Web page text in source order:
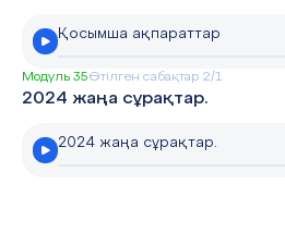
Қосымша ақпараттар
Модуль 35Өтілген сабақтар 2/1
2024 жаңа сұрақтар.
2024 жаңа сұрақтар.